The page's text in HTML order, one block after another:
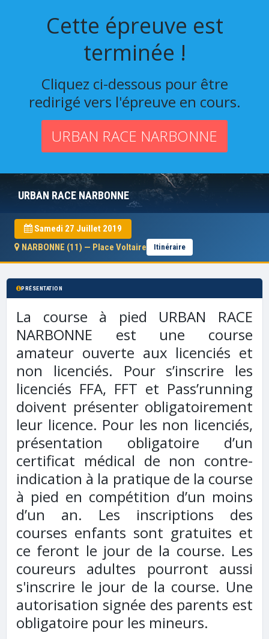
Cette épreuve est
terminée !
Cliquez ci-dessous pour être
redirigé vers l'épreuve en cours.
URBAN RACE NARBONNE
URBAN RACE NARBONNE
Samedi 27 Juillet 2019
NARBONNE (11) — Place Voltaire
Itinéraire
PRÉSENTATION
La course à pied URBAN RACE
NARBONNE est une course
amateur ouverte aux licenciés et
non licenciés. Pour s’inscrire les
licenciés FFA, FFT et Pass’running
doivent présenter obligatoirement
leur licence. Pour les non licenciés,
présentation obligatoire d’un
certificat médical de non contre-
indication à la pratique de la course
à pied en compétition d’un moins
d’un an. Les inscriptions des
courses enfants sont gratuites et
ce feront le jour de la course. Les
coureurs adultes pourront aussi
s'inscrire le jour de la course. Une
autorisation signée des parents est
obligatoire pour les mineurs.